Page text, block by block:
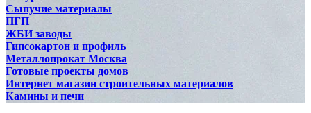
Сыпучие материалы
ПГП
ЖБИ заводы
Гипсокартон и профиль
Металлопрокат Москва
Готовые проекты домов
Интернет магазин строительных материалов
Камины и печи